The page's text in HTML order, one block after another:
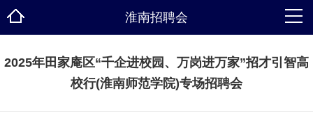
淮南招聘会
2025年田家庵区“千企进校园、万岗进万家”招才引智高
校行(淮南师范学院)专场招聘会